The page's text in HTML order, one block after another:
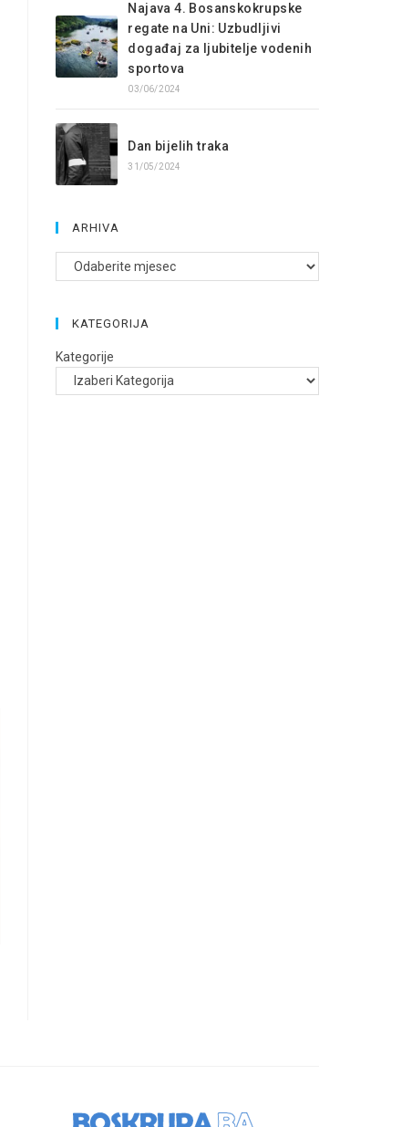
Najava 4. Bosanskokrupske
regate na Uni: Uzbudljivi
događaj za ljubitelje vodenih
sportova
03/06/2024
Dan bijelih traka
31/05/2024
ARHIVA
Arhive
KATEGORIJA
Kategorije